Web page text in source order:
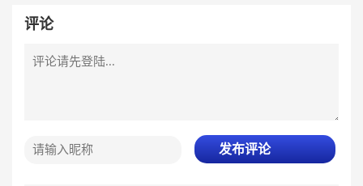
评论
发布评论